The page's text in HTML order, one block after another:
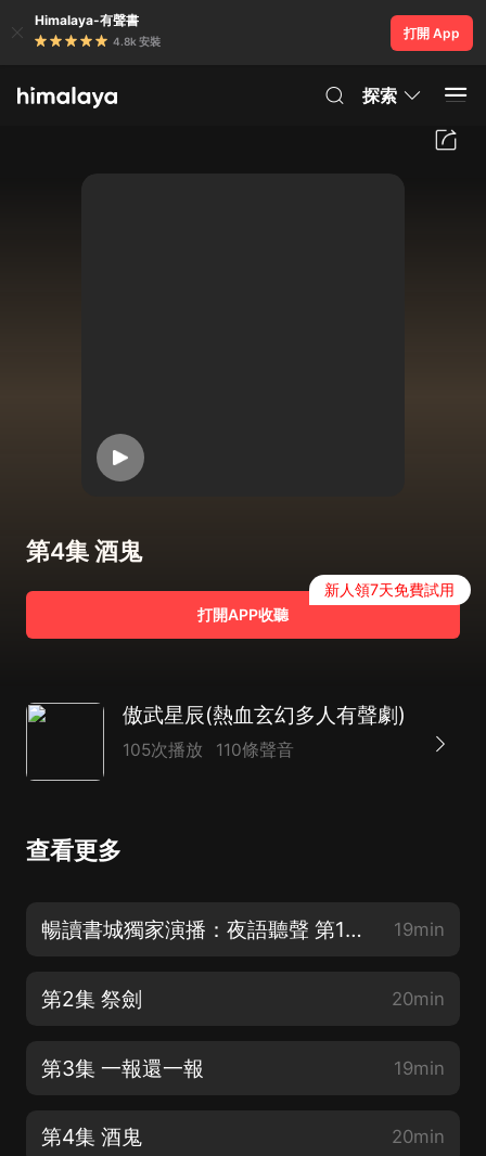
Himalaya-有聲書
4.8k 安裝
打開 App
探索
第4集 酒鬼
打開APP收聽
新人領7天免費試用
傲武星辰(熱血玄幻多人有聲劇)
105次播放 110條聲音
查看更多
暢讀書城獨家演播：夜語聽聲 第1集 無雙宗 19min
第2集 祭劍 20min
第3集 一報還一報 19min
第4集 酒鬼 20min